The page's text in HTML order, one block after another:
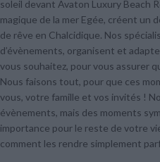
soleil devant Avaton Luxury Beach
magique de la mer Egée, créent un
de rêve en Chalcidique. Nos
d’évènements, organisent et
vous souhaitez, pour vous assurer
Nous faisons tout, pour que ces
vous, votre famille et vos invités !
évènements, mais des moments
importance pour le reste de votre
comment les rendre simplement